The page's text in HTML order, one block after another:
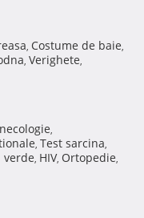
, Costume de baie,
, Verighete,
,
, Test sarcina,
verde, HIV, Ortopedie,